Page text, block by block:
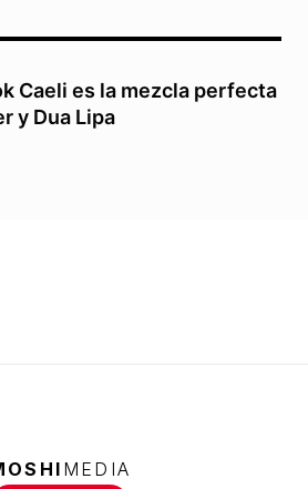
Caeli es la mezcla perfecta
y Dua Lipa
MEDIA